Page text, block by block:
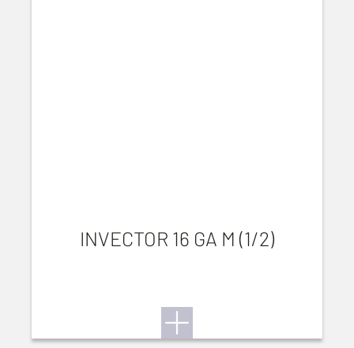
INVECTOR 16 GA M (1/2)